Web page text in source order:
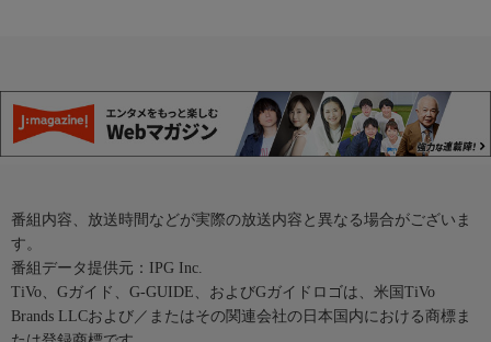
番組内容、放送時間などが実際の放送内容と異なる場合がございま
す。
番組データ提供元：IPG Inc.
TiVo、Gガイド、G-GUIDE、およびGガイドロゴは、米国TiVo
Brands LLCおよび／またはその関連会社の日本国内における商標ま